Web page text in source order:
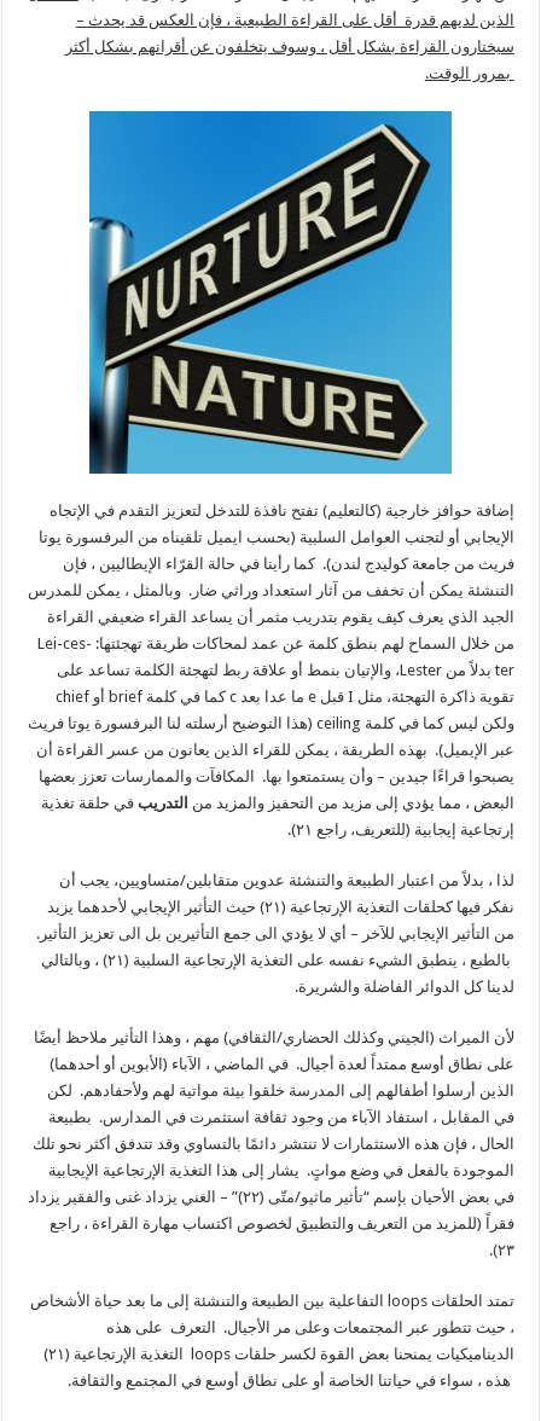
الذين لديهم قدرة أقل على القراءة الطبيعية ، فإن العكس قد يحدث –
سيختارون القراءة بشكل أقل ، وسوف يتخلفون عن أقرانهم بشكل أكثر
بمرور الوقت.
إضافة حوافز خارجية (كالتعليم) تفتح نافذة للتدخل لتعزيز التقدم في الإتجاه
الإيجابي أو لتجنب العوامل السلبية (بحسب ايميل تلقيناه من البرفسورة يوتا
فريث من جامعة كوليدج لندن). كما رأينا في حالة القرّاء الإيطاليين ، فإن
التنشئة يمكن أن تخفف من آثار استعداد وراثي ضار. وبالمثل ، يمكن للمدرس
الجيد الذي يعرف كيف يقوم بتدريب مثمر أن يساعد القراء ضعيفي القراءة
من خلال السماح لهم بنطق كلمة عن عمد لمحاكات طريقة تهجئتها: Lei-ces-
ter بدلاً من Lester، والإتيان بنمط أو علاقة ربط لتهجئة الكلمة تساعد على
تقوية ذاكرة التهجئة، مثل I قبل e ما عدا بعد c كما في كلمة brief أو chief
ولكن ليس كما في كلمة ceiling (هذا التوضيح أرسلته لنا البرفسورة يوتا فريث
عبر الإيميل). بهذه الطريقة ، يمكن للقراء الذين يعانون من عسر القراءة أن
يصبحوا قراءًا جيدين – وأن يستمتعوا بها. المكافآت والممارسات تعزز بعضها
البعض ، مما يؤدي إلى مزيد من التحفيز والمزيد من التدريبفي حلقة تغذية
إرتجاعية إيجابية (للتعريف، راجع ٢١).
لذا ، بدلاً من اعتبار الطبيعة والتنشئة عدوين متقابلين/متساويين، يجب أن
نفكر فيها كحلقات التغذية الإرتجاعية (٢١) حيث التأثير الإيجابي لأحدهما يزيد
من التأثير الإيجابي للآخر – أي لا يؤدي الى جمع التأثيرين بل الى تعزيز التأثير.
بالطبع ، ينطبق الشيء نفسه على التغذية الإرتجاعية السلبية (٢١) ، وبالتالي
لدينا كل الدوائر الفاضلة والشريرة.
لأن الميراث (الجيني وكذلك الحضاري/الثقافي) مهم ، وهذا التأثير ملاحظ أيضًا
على نطاق أوسع ممتداً لعدة أجيال. في الماضي ، الآباء (الأبوين أو أحدهما)
الذين أرسلوا أطفالهم إلى المدرسة خلقوا بيئة مواتية لهم ولأحفادهم. لكن
في المقابل ، استفاد الآباء من وجود ثقافة استثمرت في المدارس. بطبيعة
الحال ، فإن هذه الاستثمارات لا تنتشر دائمًا بالتساوي وقد تتدفق أكثر نحو تلك
الموجودة بالفعل في وضع مواتٍ. يشار إلى هذا التغذية الإرتجاعية الإيجابية
في بعض الأحيان بإسم “تأثير ماثيو/متّى (٢٢)” – الغني يزداد غنى والفقير يزداد
فقراً (للمزيد من التعريف والتطبيق لخصوص اكتساب مهارة القراءة ، راجع
٢٣).
تمتد الحلقات loops التفاعلية بين الطبيعة والتنشئة إلى ما بعد حياة الأشخاص
، حيث تتطور عبر المجتمعات وعلى مر الأجيال. التعرف على هذه
الديناميكيات يمنحنا بعض القوة لكسر حلقات loops التغذية الإرتجاعية (٢١)
هذه ، سواء في حياتنا الخاصة أو على نطاق أوسع في المجتمع والثقافة.